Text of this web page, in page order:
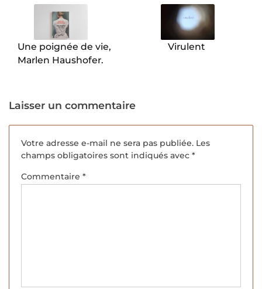
l’article
Une poignée de vie,
Marlen Haushofer.
Virulent
Laisser un commentaire
Votre adresse e-mail ne sera pas publiée. Les
champs obligatoires sont indiqués avec *
Commentaire *